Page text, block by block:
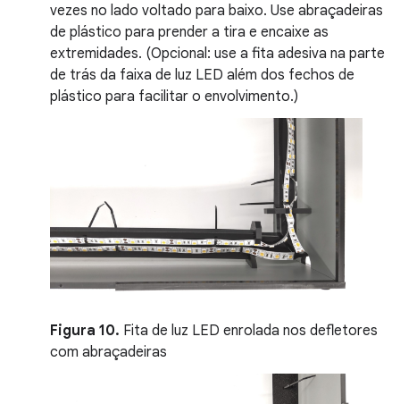
vezes no lado voltado para baixo. Use abraçadeiras
de plástico para prender a tira e encaixe as
extremidades. (Opcional: use a fita adesiva na parte
de trás da faixa de luz LED além dos fechos de
plástico para facilitar o envolvimento.)
Figura 10. Fita de luz LED enrolada nos defletores
com abraçadeiras